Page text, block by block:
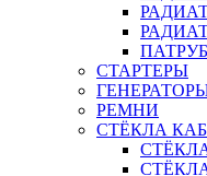
СТАРТЕРЫ
РЕМНИ
СТЁКЛА
СТЁКЛА